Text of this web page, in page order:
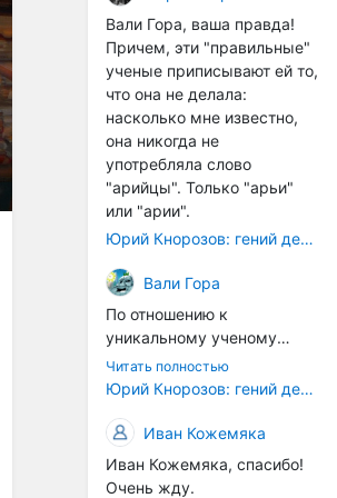
расстояний между
тонами): чистой квинты
(3:2), чистой кварты (4:3) и
октавы (2:1). Эти
интервалы соотнесены в
настройке так называемой
"Лиры Орфея". ... Иным
смыслом наделена
идеальная
более позднего
европейского способа
градуирования высотной
шкалы. В его основе лежит
открытие частичных тонов.
... В такой системе часть
содержит в себе целое, т.е.
все остальные части и
закон их соотношения. Не
часть есть проекция
целого (как в звуковой
Вали Гора, ваша правда!
Причем, эти "правильные"
ученые приписывают ей то,
что она не делала:
насколько мне известно,
она никогда не
употребляла слово
"арийцы". Только "арьи"
или "арии".
Юрий Кнорозов: гений дешифровки
Вали Гора
По отношению к
уникальному ученому
Светлане Жарниковой
были применены схожие
защитила кандидатскую
диссертацию (ей даже
хотели сразу дать
Читать полностью
Юрий Кнорозов: гений дешифровки
Иван Кожемяка
Иван Кожемяка, спасибо!
Очень жду.